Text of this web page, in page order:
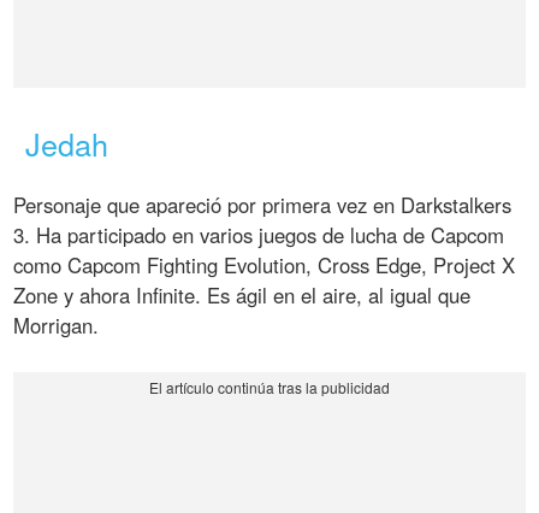
Jedah
Personaje que apareció por primera vez en Darkstalkers
3. Ha participado en varios juegos de lucha de Capcom
como Capcom Fighting Evolution, Cross Edge, Project X
Zone y ahora Infinite. Es ágil en el aire, al igual que
Morrigan.